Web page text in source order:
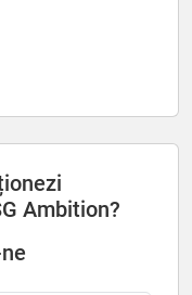
Ambition?